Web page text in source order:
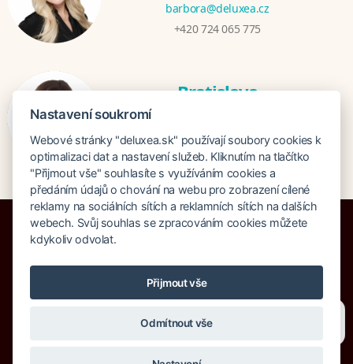
barbora@deluxea.cz
+420 724 065 775
Bratislava
+421 948 548 908
Poistenie proti úpadku 1 505 000 EUR
Nastavení soukromí
Webové stránky "deluxea.sk" používají soubory cookies k
optimalizaci dat a nastavení služeb. Kliknutím na tlačítko
"Přijmout vše" souhlasíte s využíváním cookies a
předáním údajů o chování na webu pro zobrazení cílené
reklamy na sociálních sítích a reklamních sítích na dalších
webech. Svůj souhlas se zpracováním cookies můžete
kdykoliv odvolat.
Přijmout vše
Odmítnout vše
Potřebujete poradit?
Zeptejte se našeho asistenta
Chettyho.